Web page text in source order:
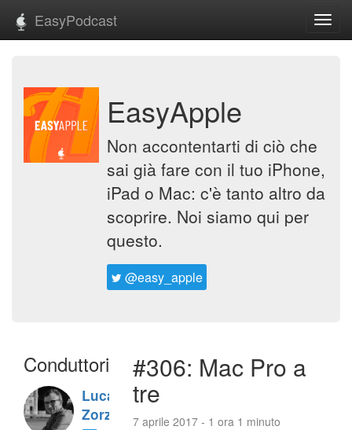
EasyPodcast
EasyApple
Non accontentarti di ciò che
sai già fare con il tuo iPhone,
iPad o Mac: c'è tanto altro da
scoprire. Noi siamo qui per
questo.
@easy_apple
Conduttori
Luca
Zorzi
#306: Mac Pro a
tre
7 aprile 2017 - 1 ora 1 minuto